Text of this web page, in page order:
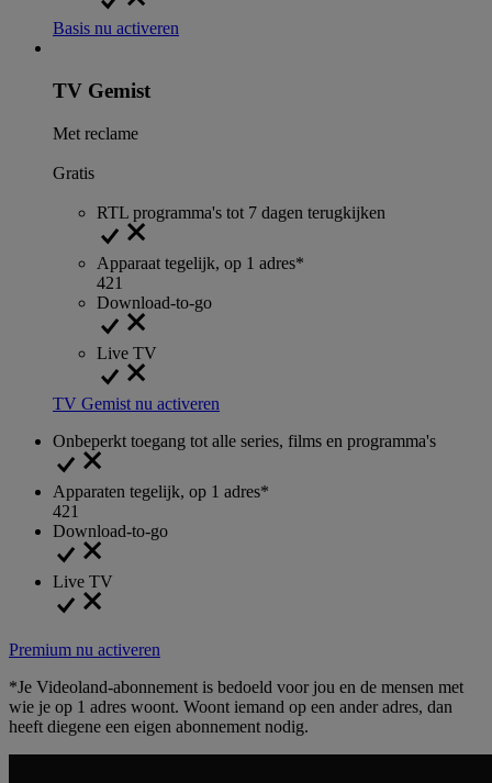
Basis nu activeren
TV Gemist
Met reclame
Gratis
RTL programma's tot 7 dagen terugkijken
Apparaat tegelijk, op 1 adres*
421
Download-to-go
Live TV
TV Gemist nu activeren
Onbeperkt toegang tot alle series, films en programma's
Apparaten tegelijk, op 1 adres*
421
Download-to-go
Live TV
Premium nu activeren
*Je Videoland-abonnement is bedoeld voor jou en de mensen met
wie je op 1 adres woont. Woont iemand op een ander adres, dan
heeft diegene een eigen abonnement nodig.